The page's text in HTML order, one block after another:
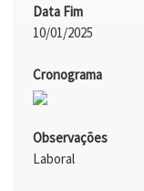
Data Fim
10/01/2025
Cronograma
Observações
Laboral